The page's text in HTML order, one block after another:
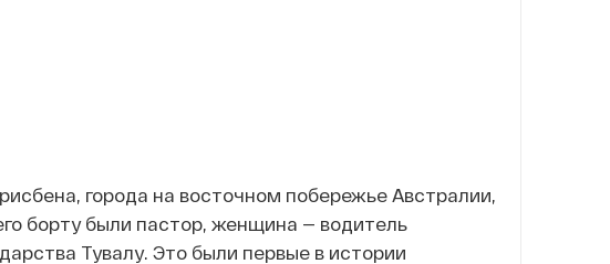
города на восточном побережье Австралии,
борту были пастор, женщина — водитель
Тувалу. Это были первые в истории